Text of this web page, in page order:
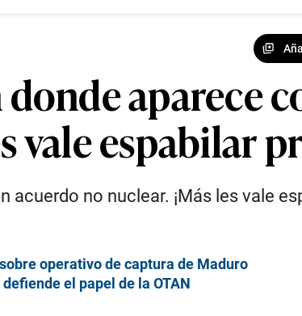
aparece
vale espabilar
no nuclear. ¡Más les vale
operativo de captura de Maduro
el papel de la OTAN